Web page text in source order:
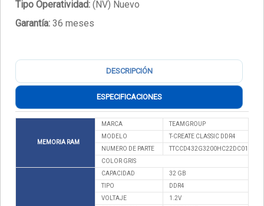
Tipo Operatividad: (NV) Nuevo
Garantía: 36 meses
DESCRIPCIÓN
ESPECIFICACIONES
MEMORIA RAM
MARCA
TEAMGROUP
MODELO
T-CREATE CLASSIC DDR4
NUMERO DE PARTE
TTCCD432G3200HC22DC01
COLOR GRIS
CAPACIDAD
32 GB
TIPO
DDR4
VOLTAJE
1.2V